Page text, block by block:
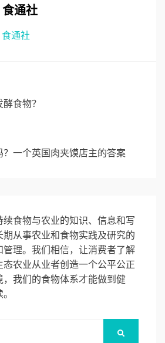
食通社
通社
食物？
？一个英国肉夹馍店主的答案
食物与农业的知识、信息和写
从事农业和食物实践及研究的
管理。我们相信，让消费者了解
农业从业者创造一个公平公正
，我们的食物体系才能做到健